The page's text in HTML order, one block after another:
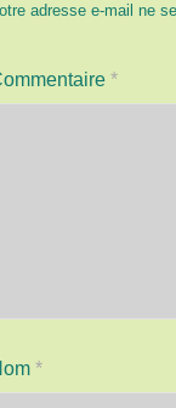
adresse e-mail ne
*
*